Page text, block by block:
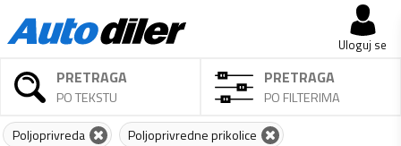
Uloguj se
PRETRAGA
PO TEKSTU
PRETRAGA
PO FILTERIMA
Poljoprivreda Poljoprivredne prikolice